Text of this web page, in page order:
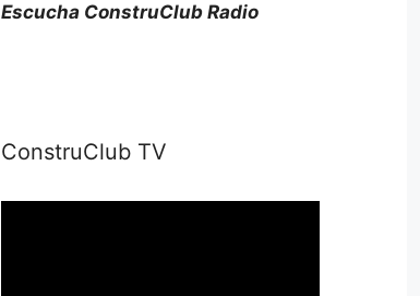
Escucha ConstruClub Radio
ConstruClub TV